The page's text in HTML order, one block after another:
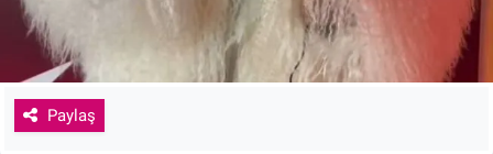
Paylaş